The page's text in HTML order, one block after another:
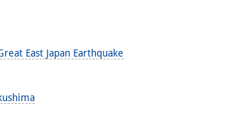
East Japan Earthquake